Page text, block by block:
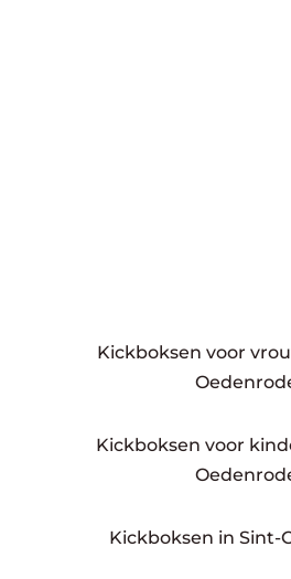
Kickboksen voor
Kickboksen voor
Kickboksen in Sint-